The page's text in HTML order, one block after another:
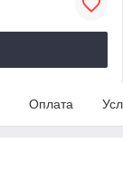
Оплата